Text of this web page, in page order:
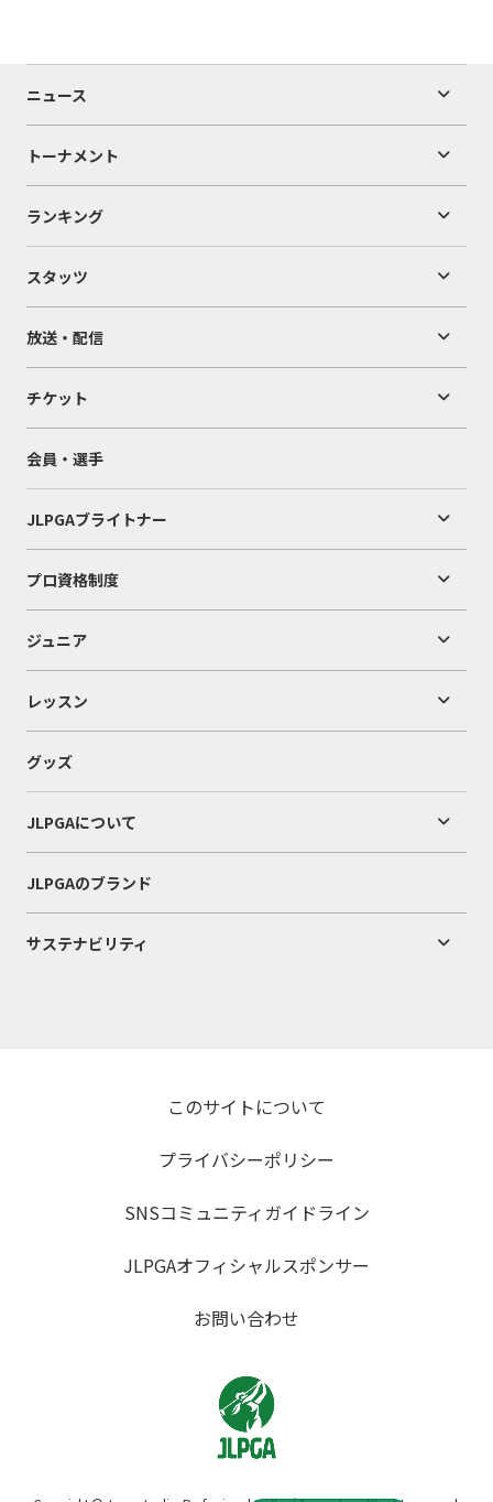
ニュース
トーナメント
ランキング
スタッツ
放送・配信
チケット
会員・選手
JLPGAブライトナー
プロ資格制度
ジュニア
レッスン
グッズ
JLPGAについて
JLPGAのブランド
サステナビリティ
このサイトについて
プライバシーポリシー
SNSコミュニティガイドライン
JLPGAオフィシャルスポンサー
お問い合わせ